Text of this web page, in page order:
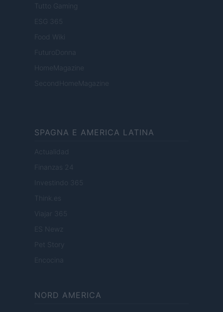
Tutto Gaming
ESG 365
Food Wiki
FuturoDonna
HomeMagazine
SecondHomeMagazine
SPAGNA E AMERICA LATINA
Actualidad
Finanzas 24
Investindo 365
Think.es
Viajar 365
ES Newz
Pet Story
Encocina
NORD AMERICA